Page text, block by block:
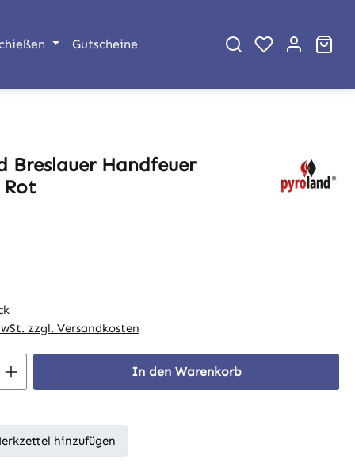
Gutscheine
Breslauer Handfeuer
Rot
zzgl. Versandkosten
Gib den gewünschten Wert
In den Warenkorb
hinzufügen